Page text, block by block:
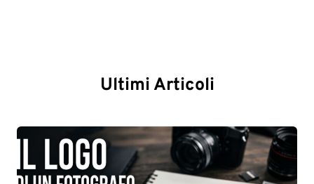
Ultimi Articoli